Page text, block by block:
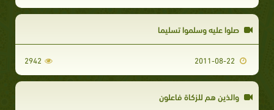
صلوا عليه وسلموا تسليما
2942
والذين هم للزكاة فاعلون